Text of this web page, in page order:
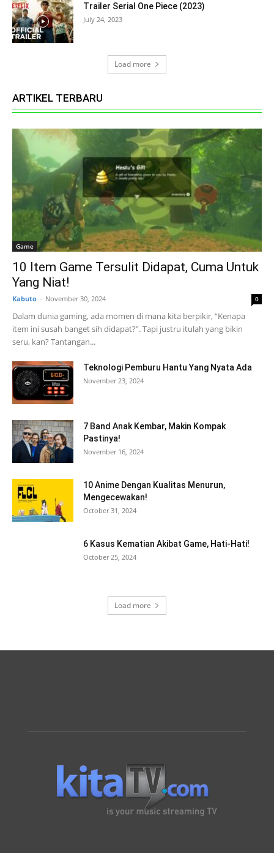
Trailer Serial One Piece (2023)
July 24, 2023
Load more
ARTIKEL TERBARU
Game
10 Item Game Tersulit Didapat, Cuma Untuk
Yang Niat!
Kabuto - November 30, 2024 0
Dalam dunia gaming, ada momen di mana kita berpikir, “Kenapa
item ini susah banget sih didapat?”. Tapi justru itulah yang bikin
seru, kan? Tantangan...
Teknologi Pemburu Hantu Yang Nyata Ada
November 23, 2024
7 Band Anak Kembar, Makin Kompak
Pastinya!
November 16, 2024
10 Anime Dengan Kualitas Menurun,
Mengecewakan!
October 31, 2024
6 Kasus Kematian Akibat Game, Hati-Hati!
October 25, 2024
Load more